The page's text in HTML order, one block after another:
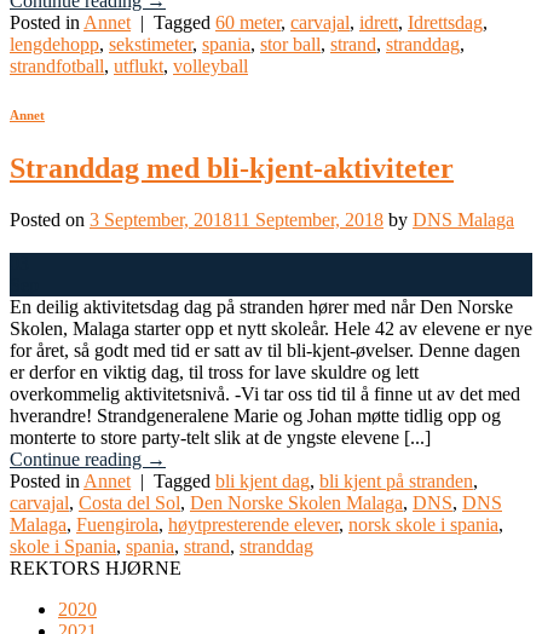
Posted in Annet | Tagged 60 meter, carvajal, idrett, Idrettsdag,
lengdehopp, sekstimeter, spania, stor ball, strand, stranddag,
strandfotball, utflukt, volleyball
Annet
Stranddag med bli-kjent-aktiviteter
Posted on 3 September, 201811 September, 2018 by DNS Malaga
En deilig aktivitetsdag dag på stranden hører med når Den Norske
Skolen, Malaga starter opp et nytt skoleår. Hele 42 av elevene er nye
for året, så godt med tid er satt av til bli-kjent-øvelser. Denne dagen
er derfor en viktig dag, til tross for lave skuldre og lett
overkommelig aktivitetsnivå. -Vi tar oss tid til å finne ut av det med
hverandre! Strandgeneralene Marie og Johan møtte tidlig opp og
monterte to store party-telt slik at de yngste elevene [...]
Continue reading →
Posted in Annet | Tagged bli kjent dag, bli kjent på stranden,
carvajal, Costa del Sol, Den Norske Skolen Malaga, DNS, DNS
Malaga, Fuengirola, høytpresterende elever, norsk skole i spania,
skole i Spania, spania, strand, stranddag
REKTORS HJØRNE
2020